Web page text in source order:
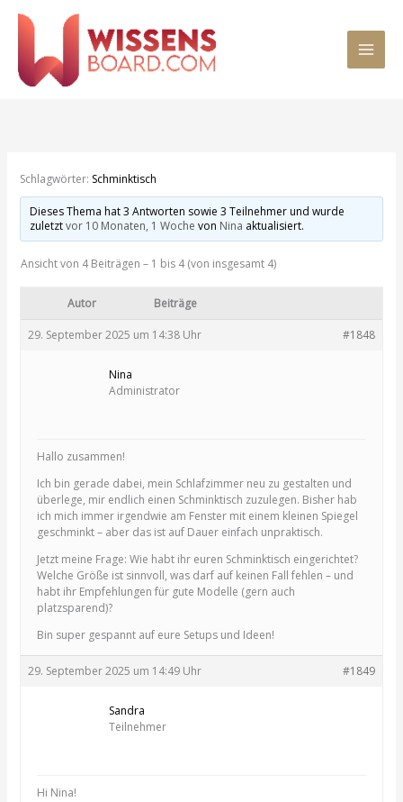
Inhalt
Schlagwörter: Schminktisch
Dieses Thema hat 3 Antworten sowie 3 Teilnehmer und wurde
zuletztvor 10 Monaten, 1 Woche von Nina aktualisiert.
Ansicht von 4 Beiträgen – 1 bis 4 (von insgesamt 4)
Autor Beiträge
29. September 2025 um 14:38 Uhr #1848
Nina
Administrator
Hallo zusammen!
Ich bin gerade dabei, mein Schlafzimmer neu zu gestalten und
überlege, mir endlich einen Schminktisch zuzulegen. Bisher hab
ich mich immer irgendwie am Fenster mit einem kleinen Spiegel
geschminkt – aber das ist auf Dauer einfach unpraktisch.
Jetzt meine Frage: Wie habt ihr euren Schminktisch eingerichtet?
Welche Größe ist sinnvoll, was darf auf keinen Fall fehlen – und
habt ihr Empfehlungen für gute Modelle (gern auch
platzsparend)?
Bin super gespannt auf eure Setups und Ideen!
29. September 2025 um 14:49 Uhr #1849
Sandra
Teilnehmer
Hi Nina!